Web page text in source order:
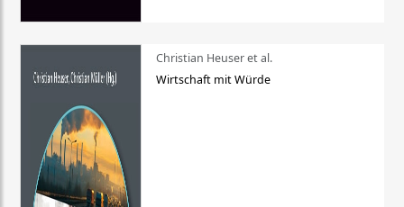
Christian Heuser et al.
Wirtschaft mit Würde